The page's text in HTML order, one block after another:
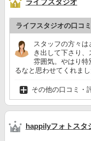
ライフスタジオの口コ
スタッフの方々は
き出して下さり
雰囲気。やはり特
るなと思わせてくれま
その他の口コミ・
happilyフォトスタ